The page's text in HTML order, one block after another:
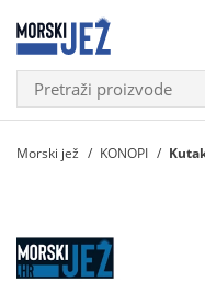
Morski jež KONOPI